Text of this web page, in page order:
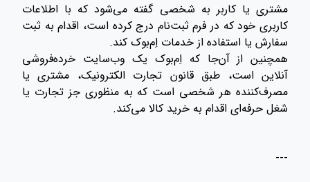
مشتری یا کاربر به شخصی گفته می‌شود که با اطلاعات
کاربری خود که در فرم ثبت‌نام درج کرده است، اقدام به ثبت
سفارش یا استفاده از خدمات اِم‌بوک کند.
همچنین از آن‌جا که اِم‌بوک یک وب‌سایت خرده‌فروشی
آنلاین است، طبق قانون تجارت الکترونیک، مشتری یا
مصرف‌کننده هر شخصی است که به منظوری جز تجارت یا
شغل حرفه‌ای اقدام به خرید کالا می‌کند.
---